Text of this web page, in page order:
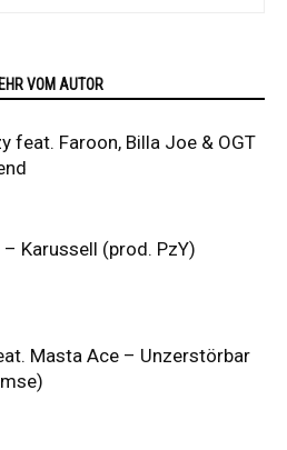
VOM AUTOR
feat. Faroon, Billa Joe & OGT
– Karussell (prod. PzY)
Masta Ace – Unzerstörbar